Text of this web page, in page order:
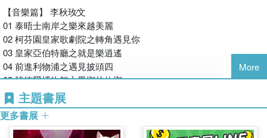
驗，帶你感受劇場藝術無所不在的精采，好戲即將登場，讓我
們屏息以待……
灣文學與跨國文化研究所副教授，其研究領域囊括：前衛劇
場、幫派電影、暴力美學、性別展演、文化唯物論以及英國當
代劇場。
笑，卻人人都是幽默大師，特別的是，他們對事物的念舊更令
人大開眼界。尤其在這國度中生活，我在艾比路看到即使約翰
藍儂過世那麼多年，樂迷還是聚集為他流淚；在皇家亞伯特廳
的包廂中，感受到維多利亞女王對夫婿的不捨；在逛精品街的
轉角找到韓德爾的故居；在柯芬園看到老劇院前的人文薈
萃……這些意外收穫讓人再三體會到自己的幸運，能夠踏在前
開心房融入其中才能感受得到。
將自己當成英國人般，學著靠左邊走吧！您會發現這個角度的
【音樂篇】 李秋玫∕文
01 泰晤士南岸之樂來越美麗
02 柯芬園皇家歌劇院之轉角遇見你
03 皇家亞伯特廳之就是樂逍遙
04 前進利物浦之遇見披頭四
05 韓德爾博物館之異鄉的故鄉
06 國王的地方之音樂新地標
【舞蹈篇】 戴君安∕文·攝影
01 皇家禮讚
More
主題書展
更多書展